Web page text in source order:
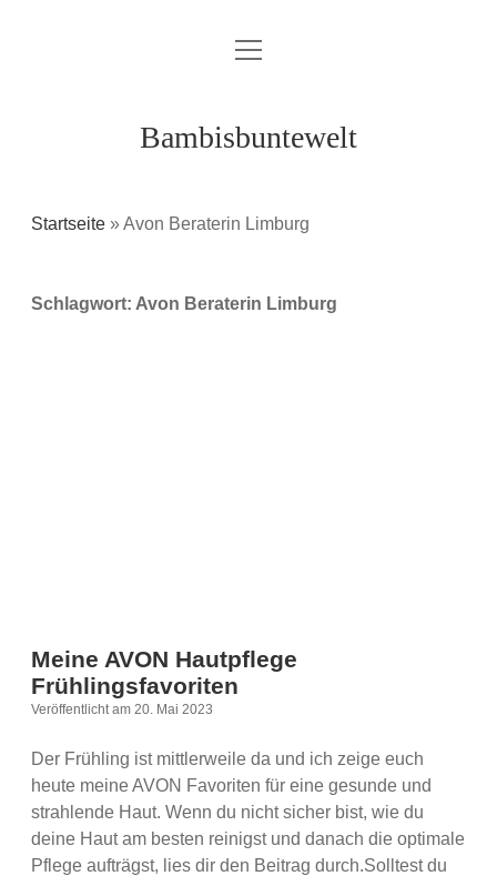
Über mich / Kontakt
Cookie-Richtlinie (EU)
Mail
Menü
Bambisbuntewelt
Startseite »Avon Beraterin Limburg
Schlagwort: Avon Beraterin Limburg
Meine AVON Hautpflege
Frühlingsfavoriten
Veröffentlicht am 20. Mai 2023
Der Frühling ist mittlerweile da und ich zeige euch
heute meine AVON Favoriten für eine gesunde und
strahlende Haut. Wenn du nicht sicher bist, wie du
deine Haut am besten reinigst und danach die optimale
Pflege aufträgst, lies dir den Beitrag durch.Solltest du